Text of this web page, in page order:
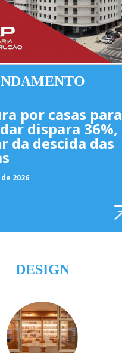
por casas para
dispara 36%,
da descida das
2026
DESIGN